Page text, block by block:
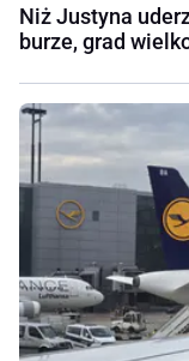
Niż Justyna
burze, grad